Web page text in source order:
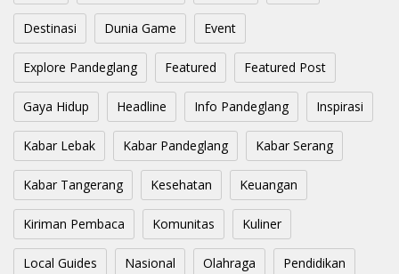
Destinasi Dunia Game Event
Explore Pandeglang Featured Featured Post
Gaya Hidup Headline Info Pandeglang Inspirasi
Kabar Lebak Kabar Pandeglang Kabar Serang
Kabar Tangerang Kesehatan Keuangan
Kiriman Pembaca Komunitas Kuliner
Local Guides Nasional Olahraga Pendidikan